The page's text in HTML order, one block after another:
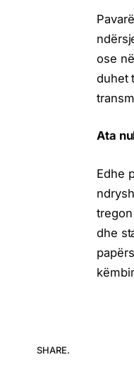
ose
duhet
Ata
Edhe
dhe
SHARE.